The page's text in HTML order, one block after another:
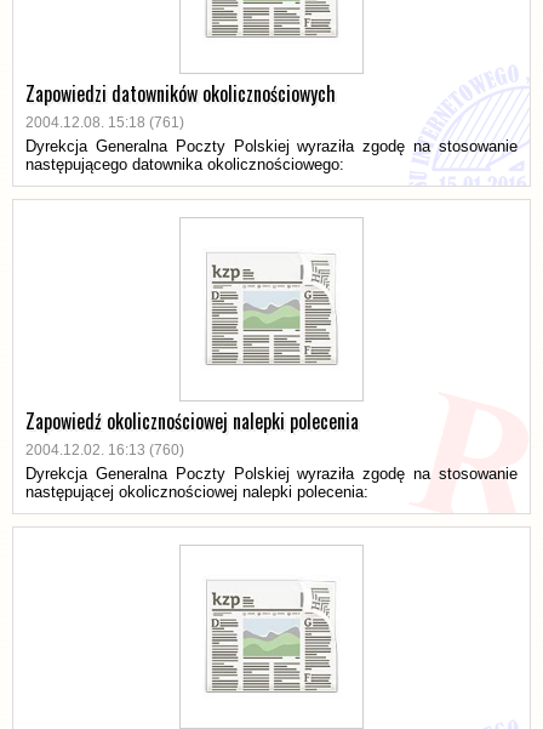
Zapowiedzi datowników okolicznościowych
2004.12.08. 15:18 (761)
Dyrekcja Generalna Poczty Polskiej wyraziła zgodę na stosowanie
następującego datownika okolicznościowego:
Zapowiedź okolicznościowej nalepki polecenia
2004.12.02. 16:13 (760)
Dyrekcja Generalna Poczty Polskiej wyraziła zgodę na stosowanie
następującej okolicznościowej nalepki polecenia: